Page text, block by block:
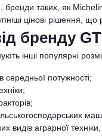
таких, як
цінові рішення,
бренду
інші популярні
середньої потужності;
видів аграрної